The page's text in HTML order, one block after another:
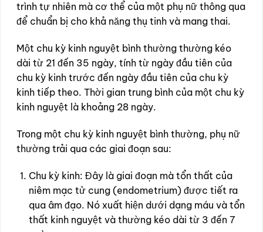
trình tự nhiên mà cơ thể của một phụ nữ thông qua
để chuẩn bị cho khả năng thụ tinh và mang thai.
Một chu kỳ kinh nguyệt bình thường thường kéo
dài từ 21 đến 35 ngày, tính từ ngày đầu tiên của
chu kỳ kinh trước đến ngày đầu tiên của chu kỳ
kinh tiếp theo. Thời gian trung bình của một chu kỳ
kinh nguyệt là khoảng 28 ngày.
Trong một chu kỳ kinh nguyệt bình thường, phụ nữ
thường trải qua các giai đoạn sau:
Chu kỳ kinh: Đây là giai đoạn mà tổn thất của
niêm mạc tử cung (endometrium) được tiết ra
qua âm đạo. Nó xuất hiện dưới dạng máu và tổn
thất kinh nguyệt và thường kéo dài từ 3 đến 7